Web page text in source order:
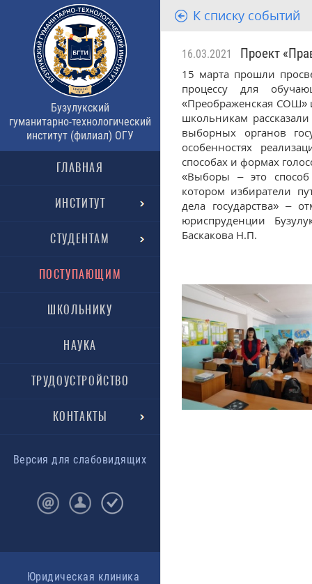
Бузулукский
гуманитарно-технологический
институт (филиал) ОГУ
ГЛАВНАЯ
ИНСТИТУТ
СТУДЕНТАМ
ПОСТУПАЮЩИМ
ШКОЛЬНИКУ
НАУКА
ТРУДОУСТРОЙСТВО
КОНТАКТЫ
Версия для слабовидящих
Юридическая клиника
К списку событий
16.03.2021 Проект
15 марта прошли
процессу для
«Преображенская СОШ»
школьникам
выборных органов
особенностях
способах и формах
«Выборы – это
котором избиратели
дела государства» –
юриспруденции
Баскакова Н.П.